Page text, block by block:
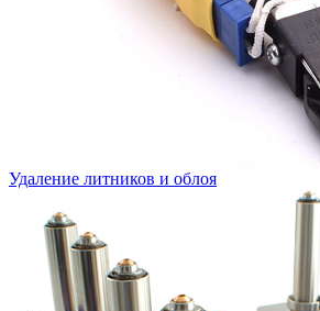
Удаление литников и облоя